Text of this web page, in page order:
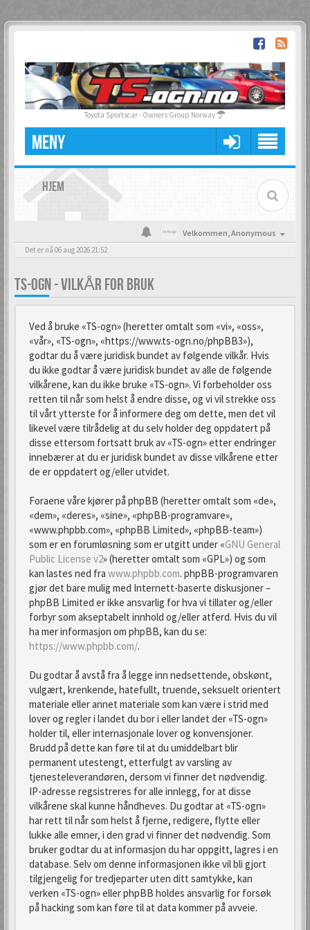
Toyota Sportscar - Owners Group Norway
MENY
HJEM
Velkommen,Anonymous
Det er nå 06 aug 2026 21:52
TS-OGN - VILKÅR FOR BRUK
Ved å bruke «TS-ogn» (heretter omtalt som «vi», «oss»,
«vår», «TS-ogn», «https://www.ts-ogn.no/phpBB3»),
godtar du å være juridisk bundet av følgende vilkår. Hvis
du ikke godtar å være juridisk bundet av alle de følgende
vilkårene, kan du ikke bruke «TS-ogn». Vi forbeholder oss
retten til når som helst å endre disse, og vi vil strekke oss
til vårt ytterste for å informere deg om dette, men det vil
likevel være tilrådelig at du selv holder deg oppdatert på
disse ettersom fortsatt bruk av «TS-ogn» etter endringer
innebærer at du er juridisk bundet av disse vilkårene etter
de er oppdatert og/eller utvidet.
Foraene våre kjører på phpBB (heretter omtalt som «de»,
«dem», «deres», «sine», «phpBB-programvare»,
«www.phpbb.com», «phpBB Limited», «phpBB-team»)
som er en forumløsning som er utgitt under «GNU General
Public License v2» (heretter omtalt som «GPL») og som
kan lastes ned fra www.phpbb.com. phpBB-programvaren
gjør det bare mulig med Internett-baserte diskusjoner –
phpBB Limited er ikke ansvarlig for hva vi tillater og/eller
forbyr som akseptabelt innhold og/eller atferd. Hvis du vil
ha mer informasjon om phpBB, kan du se:
https://www.phpbb.com/.
Du godtar å avstå fra å legge inn nedsettende, obskønt,
vulgært, krenkende, hatefullt, truende, seksuelt orientert
materiale eller annet materiale som kan være i strid med
lover og regler i landet du bor i eller landet der «TS-ogn»
holder til, eller internasjonale lover og konvensjoner.
Brudd på dette kan føre til at du umiddelbart blir
permanent utestengt, etterfulgt av varsling av
tjenesteleverandøren, dersom vi finner det nødvendig.
IP-adresse regsistreres for alle innlegg, for at disse
vilkårene skal kunne håndheves. Du godtar at «TS-ogn»
har rett til når som helst å fjerne, redigere, flytte eller
lukke alle emner, i den grad vi finner det nødvendig. Som
bruker godtar du at informasjon du har oppgitt, lagres i en
database. Selv om denne informasjonen ikke vil bli gjort
tilgjengelig for tredjeparter uten ditt samtykke, kan
verken «TS-ogn» eller phpBB holdes ansvarlig for forsøk
på hacking som kan føre til at data kommer på avveie.